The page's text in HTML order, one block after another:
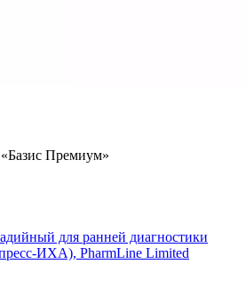
Премиум»
для ранней диагностики
ИХА), PharmLine Limited